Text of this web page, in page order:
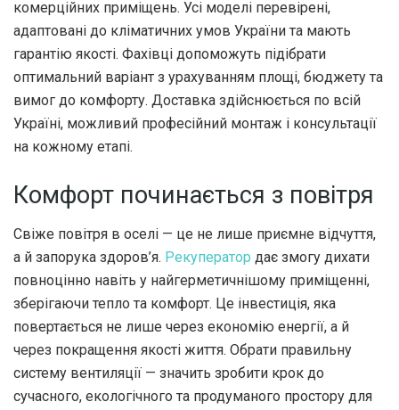
комерційних приміщень. Усі моделі перевірені,
адаптовані до кліматичних умов України та мають
гарантію якості. Фахівці допоможуть підібрати
оптимальний варіант з урахуванням площі, бюджету та
вимог до комфорту. Доставка здійснюється по всій
Україні, можливий професійний монтаж і консультації
на кожному етапі.
Комфорт починається з повітря
Свіже повітря в оселі — це не лише приємне відчуття,
а й запорука здоров’я. Рекуператор дає змогу дихати
повноцінно навіть у найгерметичнішому приміщенні,
зберігаючи тепло та комфорт. Це інвестиція, яка
повертається не лише через економію енергії, а й
через покращення якості життя. Обрати правильну
систему вентиляції — значить зробити крок до
сучасного, екологічного та продуманого простору для